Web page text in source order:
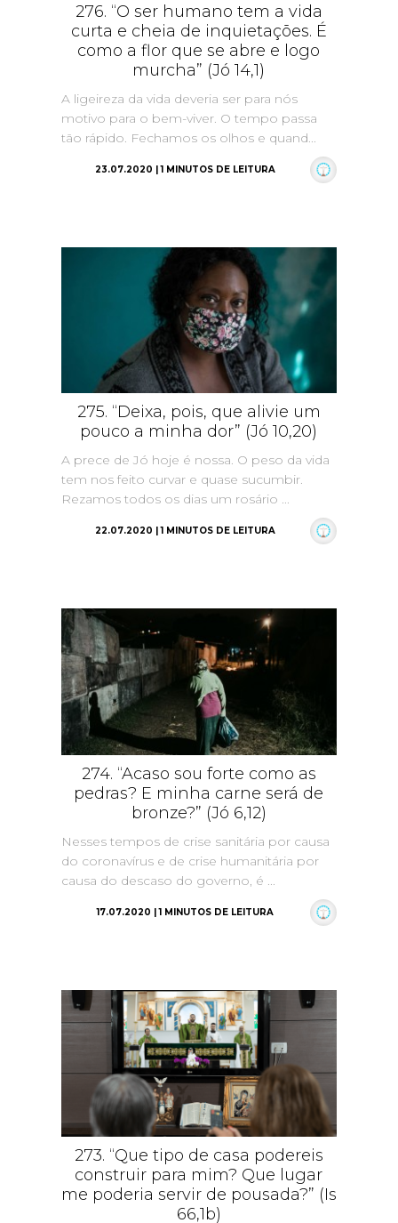
276. “O ser humano tem a vida
curta e cheia de inquietações. É
como a flor que se abre e logo
murcha” (Jó 14,1)
A ligeireza da vida deveria ser para nós
motivo para o bem-viver. O tempo passa
tão rápido. Fechamos os olhos e quand...
23.07.2020 | 1 MINUTOS DE LEITURA
275. “Deixa, pois, que alivie um
pouco a minha dor” (Jó 10,20)
A prece de Jó hoje é nossa. O peso da vida
tem nos feito curvar e quase sucumbir.
Rezamos todos os dias um rosário ...
22.07.2020 | 1 MINUTOS DE LEITURA
274. “Acaso sou forte como as
pedras? E minha carne será de
bronze?” (Jó 6,12)
Nesses tempos de crise sanitária por causa
do coronavírus e de crise humanitária por
causa do descaso do governo, é ...
17.07.2020 | 1 MINUTOS DE LEITURA
273. “Que tipo de casa podereis
construir para mim? Que lugar
me poderia servir de pousada?” (Is
66,1b)